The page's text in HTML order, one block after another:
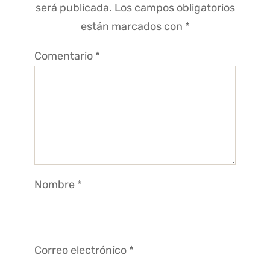
será publicada. Los campos obligatorios
están marcados con *
Comentario *
Nombre *
Correo electrónico *